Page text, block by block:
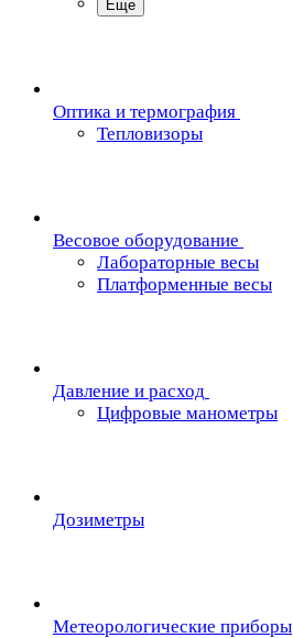
Еще
Oптика и термография
Тепловизоры
Весовое оборудование
Лабораторные весы
Платформенные весы
Давление и расход
Цифровые манометры
Дозиметры
Метеорологические приборы